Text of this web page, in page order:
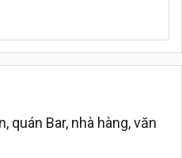
quán Bar, nhà hàng, văn